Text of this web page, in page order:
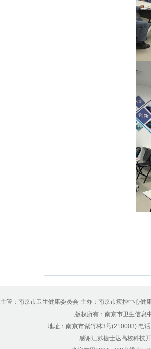
主管：南京市卫生健康委员会 主办：南京市疾控中心
版权所有：南京市卫生信
地址：南京市紫竹林3号(210003) 电
感谢江苏捷士达高校科技